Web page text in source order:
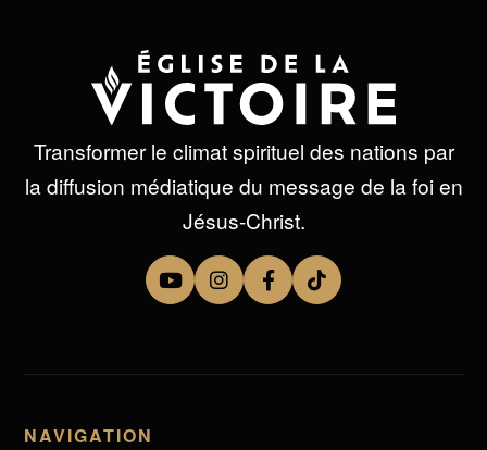
Transformer le climat spirituel des nations par
la diffusion médiatique du message de la foi en
Jésus-Christ.
NAVIGATION